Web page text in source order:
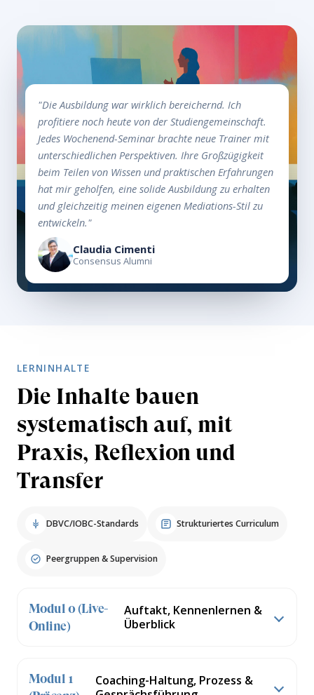
"Die Ausbildung war wirklich bereichernd. Ich
profitiere noch heute von der Studiengemeinschaft.
Jedes Wochenend-Seminar brachte neue Trainer mit
unterschiedlichen Perspektiven. Ihre Großzügigkeit
beim Teilen von Wissen und praktischen Erfahrungen
hat mir geholfen, eine solide Ausbildung zu erhalten
und gleichzeitig meinen eigenen Mediations-Stil zu
entwickeln."
Claudia Cimenti
Consensus Alumni
LERNINHALTE
Die Inhalte bauen
systematisch auf, mit
Praxis, Reflexion und
Transfer
DBVC/IOBC-Standards Strukturiertes Curriculum
Peergruppen & Supervision
Modul 0 (Live-
Online)
Auftakt, Kennenlernen &
Überblick
Modul 1
Coaching-Haltung, Prozess &